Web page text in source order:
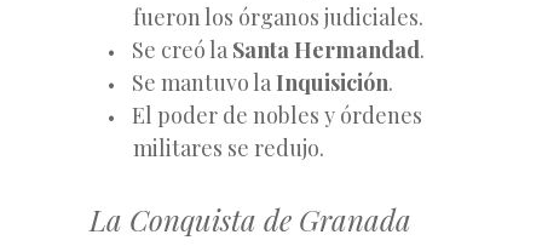
fueron los órganos judiciales.
Se creó la Santa Hermandad.
Se mantuvo la Inquisición.
El poder de nobles y órdenes
militares se redujo.
La Conquista de Granada